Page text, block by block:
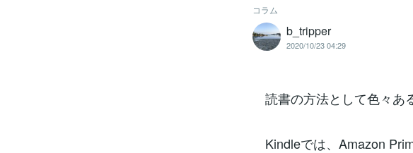
コラム
b_tripper
2020/10/23 04:29
読書の方法として色々あ
Kindleでは、Amazon